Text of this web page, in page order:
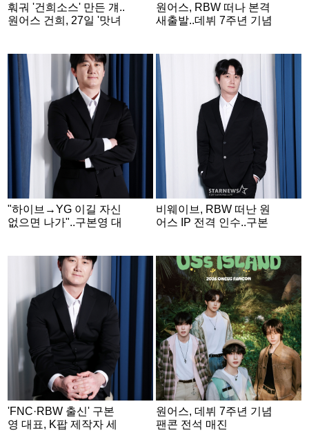
훠궈 '건희소스' 만든 걔..
원어스 건희, 27일 '맛녀
원어스, RBW 떠나 본격
새출발..데뷔 7주년 기념
"하이브→YG 이길 자신
없으면 나가"..구본영 대
비웨이브, RBW 떠난 원
어스 IP 전격 인수..구본
'FNC·RBW 출신' 구본
영 대표, K팝 제작자 세
원어스, 데뷔 7주년 기념
팬콘 전석 매진